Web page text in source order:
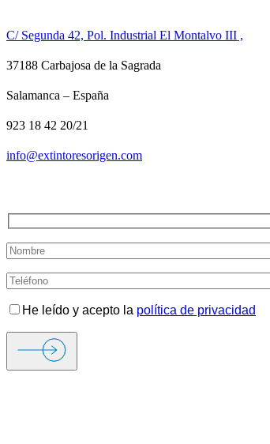
C/ Segunda 42, Pol. Industrial El Montalvo III ,
37188 Carbajosa de la Sagrada
Salamanca – España
923 18 42 20/21
info@extintoresorigen.com
He leído y acepto la política de privacidad